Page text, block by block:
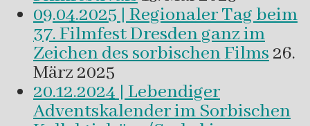
09.04.2025 | Regionaler Tag beim
37. Filmfest Dresden ganz im
Zeichen des sorbischen Films26.
März 2025
20.12.2024 | Lebendiger
Adventskalender im Sorbischen